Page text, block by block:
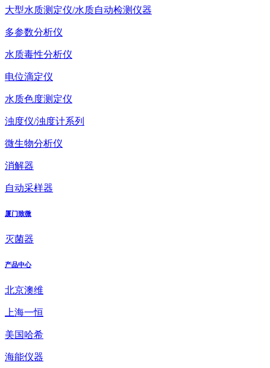
大型水质测定仪/水质自动检测仪器
多参数分析仪
水质毒性分析仪
电位滴定仪
水质色度测定仪
浊度仪/浊度计系列
微生物分析仪
消解器
自动采样器
厦门致微
灭菌器
产品中心
北京澳维
上海一恒
美国哈希
海能仪器